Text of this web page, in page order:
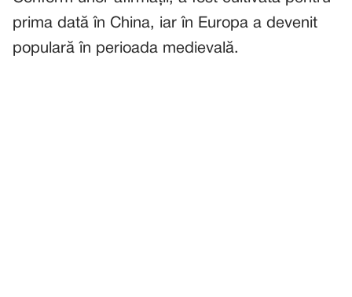
prima dată în China, iar în Europa a devenit
populară în perioada medievală.